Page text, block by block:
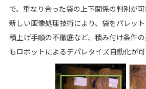
で、重なり合った袋の上下関係の判別が
新しい画像処理技術により、袋をパレッ
積上げ手順の不徹底など、積み付け条件
もロボットによるデパレタイズ自動化が可